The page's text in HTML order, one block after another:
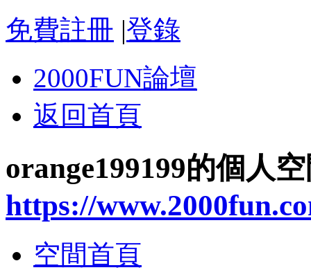
免費註冊 |登錄
2000FUN論壇
返回首頁
orange199199的個人
https://
空間首頁